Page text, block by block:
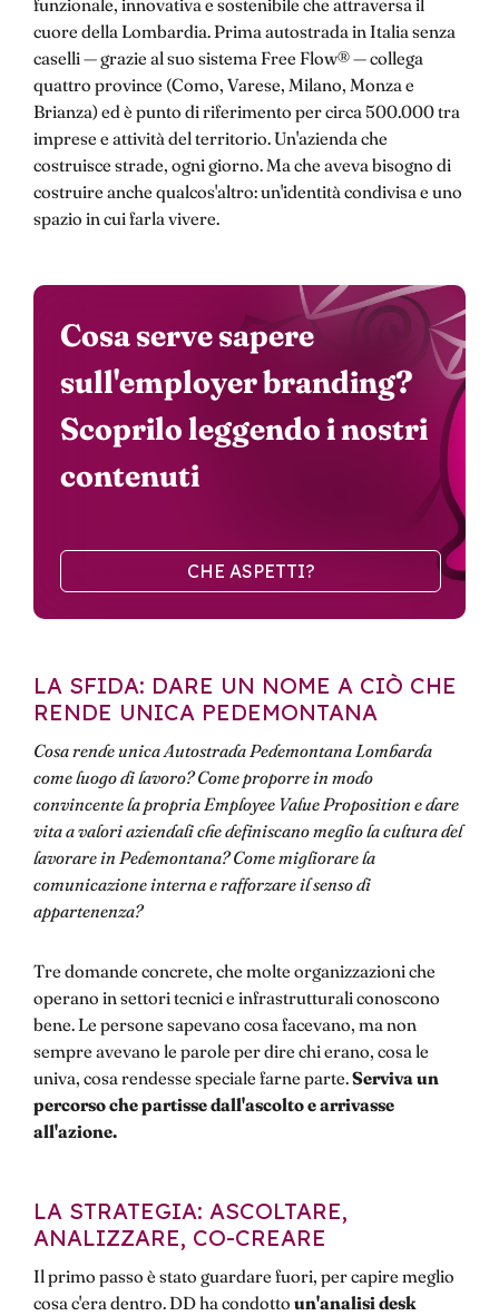
cuore della Lombardia. Prima autostrada in Italia senza
caselli — grazie al suo sistema Free Flow® — collega
quattro province (Como, Varese, Milano, Monza e
Brianza) ed è punto di riferimento per circa 500.000 tra
imprese e attività del territorio. Un'azienda che
costruisce strade, ogni giorno. Ma che aveva bisogno di
costruire anche qualcos'altro: un'identità condivisa e uno
spazio in cui farla vivere.
Cosa serve sapere
sull'employer branding?
Scoprilo leggendo i nostri
contenuti
CHE ASPETTI?
LA SFIDA: DARE UN NOME A CIÒ CHE
RENDE UNICA PEDEMONTANA
Cosa rende unica Autostrada Pedemontana Lombarda
come luogo di lavoro? Come proporre in modo
convincente la propria Employee Value Proposition e dare
vita a valori aziendali che definiscano meglio la cultura del
lavorare in Pedemontana? Come migliorare la
comunicazione interna e rafforzare il senso di
appartenenza?
Tre domande concrete, che molte organizzazioni che
operano in settori tecnici e infrastrutturali conoscono
bene. Le persone sapevano cosa facevano, ma non
sempre avevano le parole per dire chi erano, cosa le
univa, cosa rendesse speciale farne parte.Serviva un
percorso che partisse dall'ascolto e arrivasse
all'azione.
LA STRATEGIA: ASCOLTARE,
ANALIZZARE, CO-CREARE
Il primo passo è stato guardare fuori, per capire meglio
cosa c'era dentro. DD ha condotto un'analisi desk